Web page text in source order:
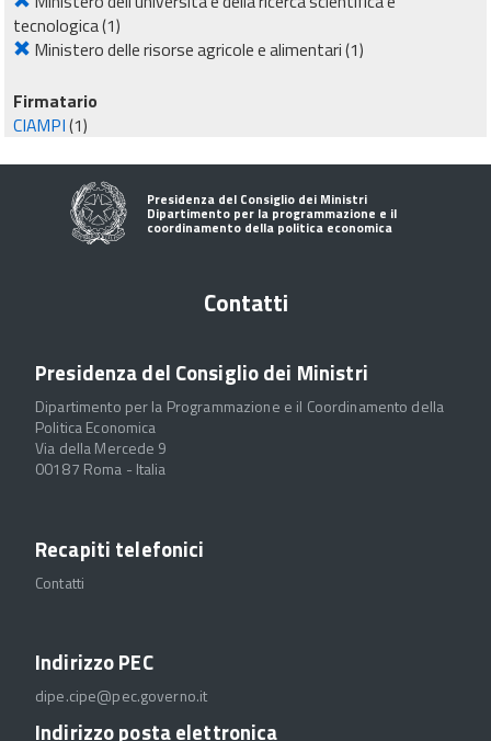
tecnologica(1)
Ministero delle risorse agricole e alimentari(1)
Firmatario
CIAMPI(1)
Presidenza del Consiglio dei Ministri
Dipartimento per la programmazione e il
coordinamento della politica economica
Contatti
Presidenza del Consiglio dei Ministri
Dipartimento per la Programmazione e il Coordinamento della
Politica Economica
Via della Mercede 9
00187 Roma - Italia
Recapiti telefonici
Contatti
Indirizzo PEC
dipe.cipe@pec.governo.it
Indirizzo posta elettronica